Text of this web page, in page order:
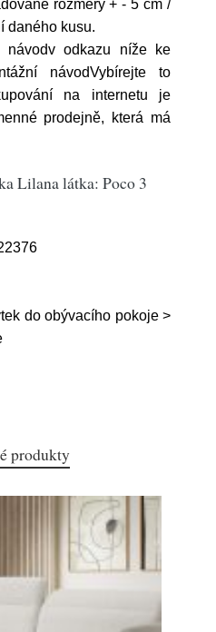
rozměry + - 5 cm /
daného kusu.
návodv odkazu níže ke
návodVybírejte to
na internetu je
prodejně, která má
Lilana látka: Poco 3
do obývacího pokoje >
produkty